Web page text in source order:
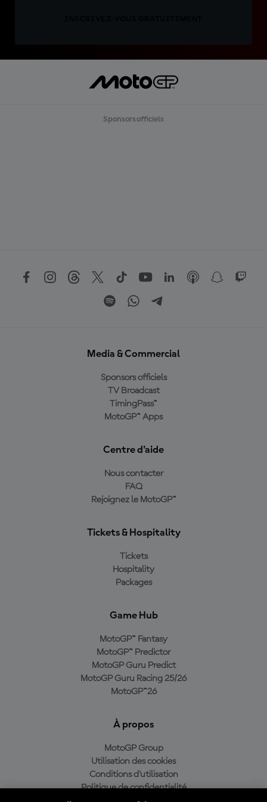
Sponsors officiels
Media & Commercial
Sponsors officiels
TV Broadcast
TimingPass™
MotoGP™ Apps
Centre d'aide
Nous contacter
FAQ
Rejoignez le MotoGP™
Tickets & Hospitality
Tickets
Hospitality
Packages
Game Hub
MotoGP™ Fantasy
MotoGP™ Predictor
MotoGP Guru Predict
MotoGP Guru Racing 25/26
MotoGP™26
À propos
MotoGP Group
Utilisation des cookies
Conditions d'utilisation
Politique de confidentialité